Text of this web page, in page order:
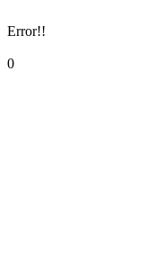
Error!!
0